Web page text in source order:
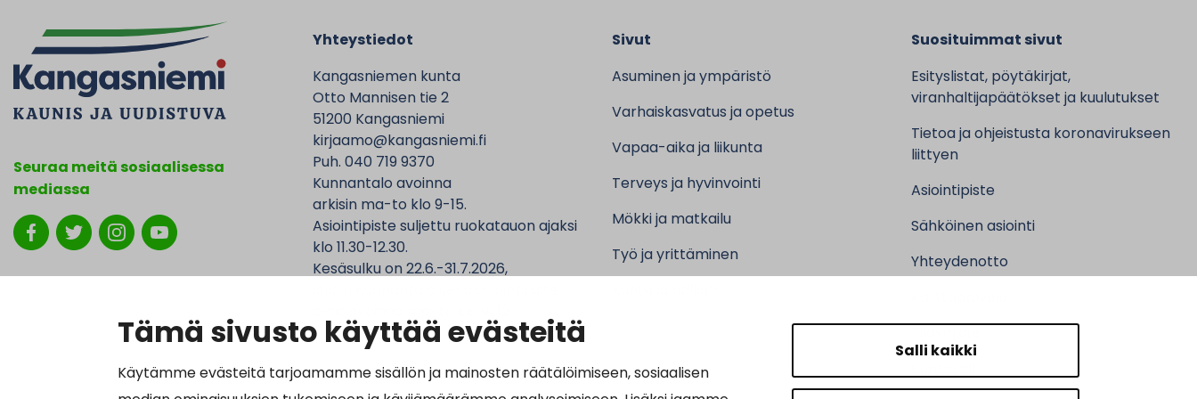
Tämä sivusto käyttää evästeitä
Käytämme evästeitä tarjoamamme sisällön ja mainosten räätälöimiseen, sosiaalisen
Salli kaikki
Seuraa meitä sosiaalisessa
mediassa
Yhteystiedot
Kangasniemen kunta
Otto Mannisen tie 2
51200 Kangasniemi
kirjaamo@kangasniemi.fi
Puh. 040 719 9370
Kunnantalo avoinna
arkisin ma-to klo 9-15.
Asiointipiste suljettu ruokatauon ajaksi
klo 11.30-12.30.
Kesäsulku on 22.6.-31.7.2026,
Sivut
Asuminen ja ympäristö
Varhaiskasvatus ja opetus
Vapaa-aika ja liikunta
Terveys ja hyvinvointi
Mökki ja matkailu
Työ ja yrittäminen
Suosituimmat sivut
Esityslistat, pöytäkirjat,
viranhaltijapäätökset ja kuulutukset
Tietoa ja ohjeistusta koronavirukseen
liittyen
Asiointipiste
Sähköinen asiointi
Yhteydenotto